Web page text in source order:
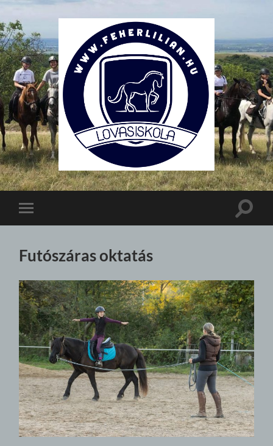
Lovasiskola
Toggle
mobile
Toggle
Futószáras oktatás